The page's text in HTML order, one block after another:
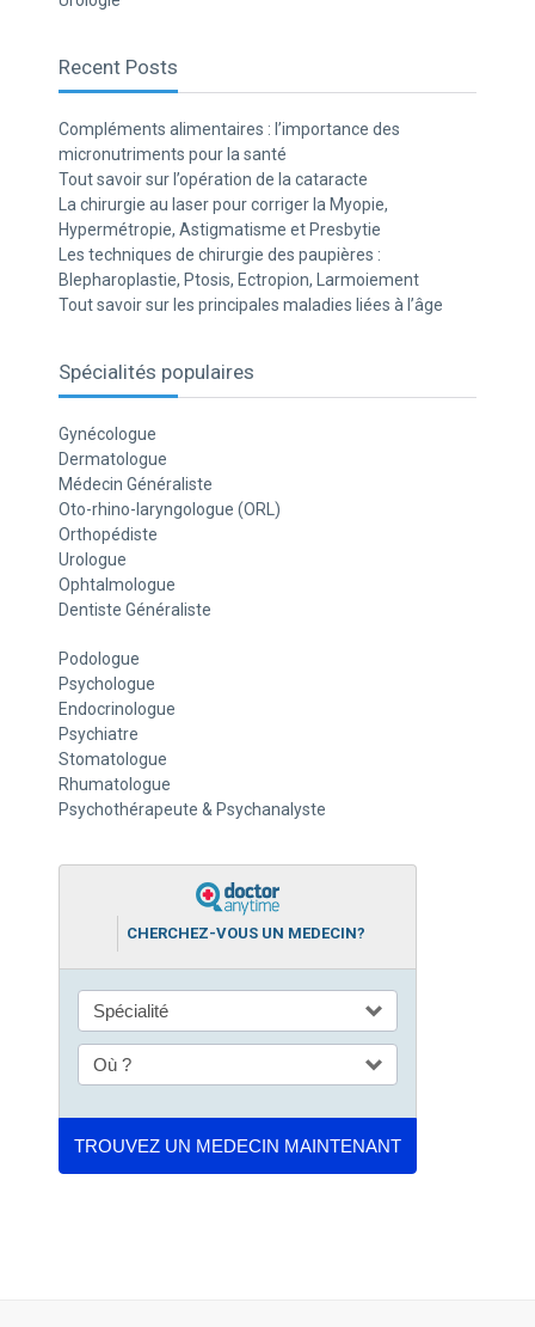
Recent Posts
Compléments alimentaires : l’importance des
micronutriments pour la santé
Tout savoir sur l’opération de la cataracte
La chirurgie au laser pour corriger la Myopie,
Hypermétropie, Astigmatisme et Presbytie
Les techniques de chirurgie des paupières :
Blepharoplastie, Ptosis, Ectropion, Larmoiement
Tout savoir sur les principales maladies liées à l’âge
Spécialités populaires
Gynécologue
Dermatologue
Médecin Généraliste
Oto-rhino-laryngologue (ORL)
Orthopédiste
Urologue
Ophtalmologue
Dentiste Généraliste
Podologue
Psychologue
Endocrinologue
Psychiatre
Stomatologue
Rhumatologue
Psychothérapeute & Psychanalyste
CHERCHEZ-VOUS UN MEDECIN?